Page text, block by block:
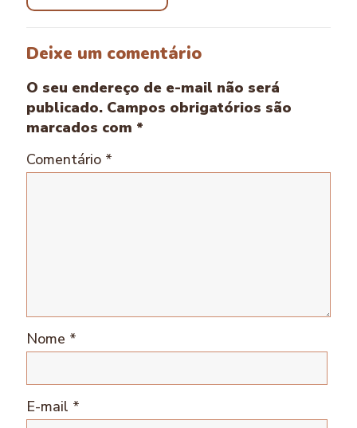
Deixe um comentário
O seu endereço de e-mail não será
publicado. Campos obrigatórios são
marcados com *
Comentário *
Nome *
E-mail *